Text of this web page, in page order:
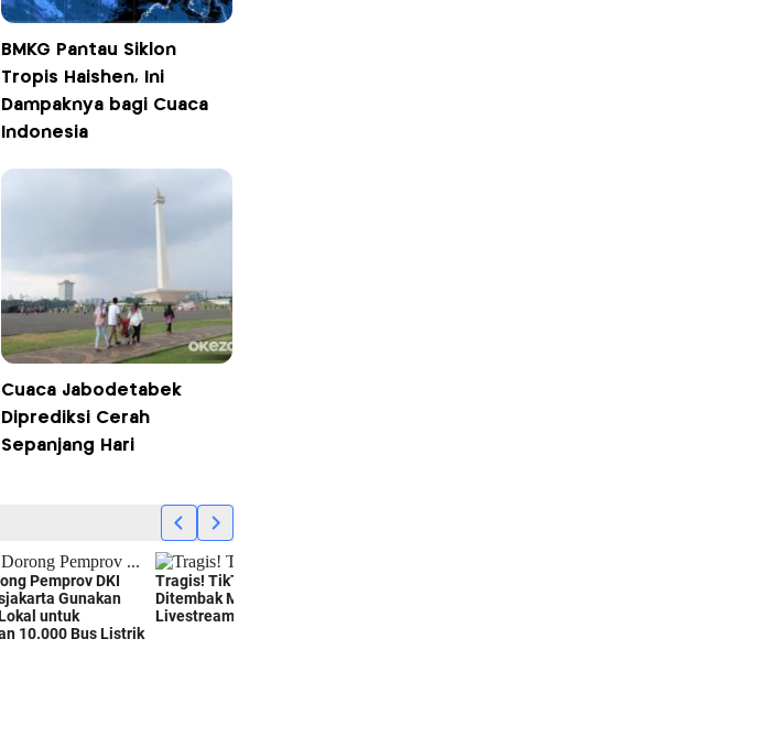
BMKG Pantau Siklon
Tropis Haishen, Ini
Dampaknya bagi Cuaca
Indonesia
Cuaca Jabodetabek
Diprediksi Cerah
Sepanjang Hari